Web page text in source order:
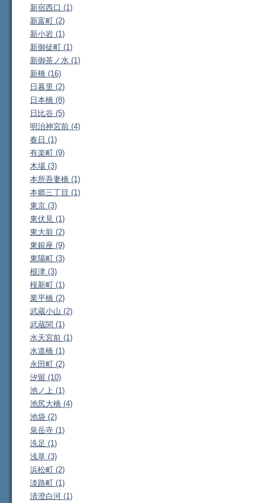
新宿西口 (1)
新富町 (2)
新小岩 (1)
新御徒町 (1)
新御茶ノ水 (1)
新橋 (16)
日暮里 (2)
日本橋 (8)
日比谷 (5)
明治神宮前 (4)
春日 (1)
有楽町 (9)
木場 (3)
本所吾妻橋 (1)
本郷三丁目 (1)
東京 (3)
東伏見 (1)
東大前 (2)
東銀座 (9)
東陽町 (3)
根津 (3)
桜新町 (1)
業平橋 (2)
武蔵小山 (2)
武蔵関 (1)
水天宮前 (1)
水道橋 (1)
永田町 (2)
汐留 (10)
池ノ上 (1)
池尻大橋 (4)
池袋 (2)
泉岳寺 (1)
洗足 (1)
浅草 (3)
浜松町 (2)
淡路町 (1)
清澄白河 (1)